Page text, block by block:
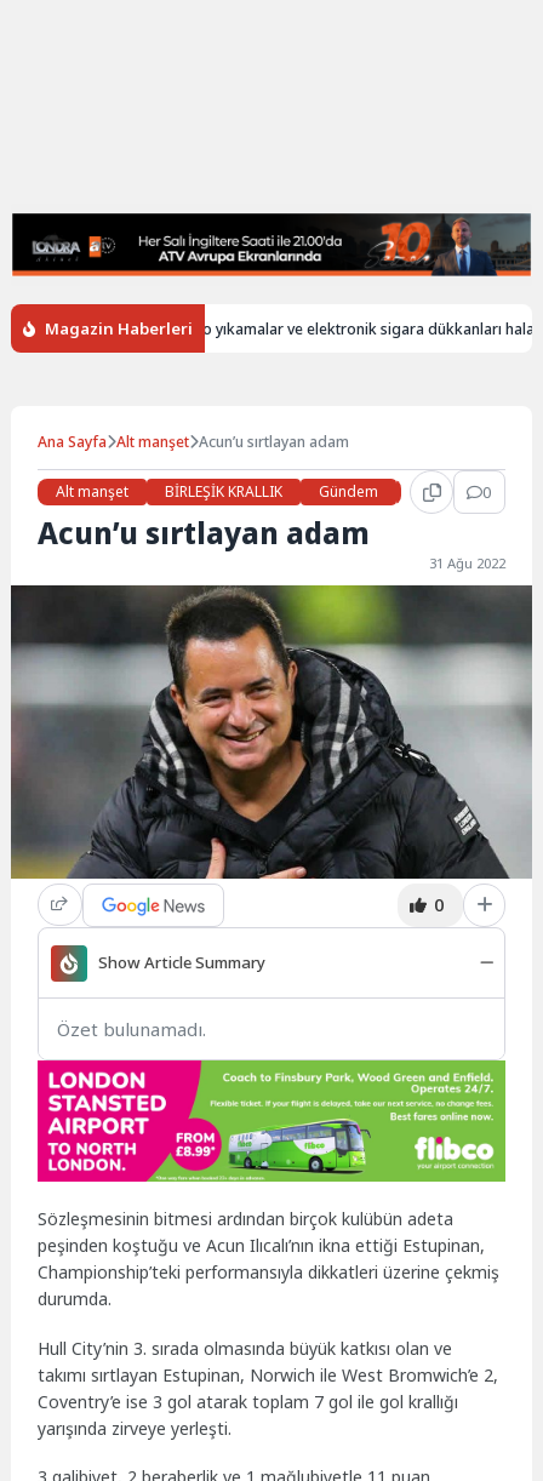
Magazin Haberleri
İngiltere’de oto yıkamalar ve elektronik sigara dükkanları hala
Ana Sayfa Alt manşet Acun’u sırtlayan adam
Alt manşet BİRLEŞİK KRALLIK Gündem Haberler 0
Acun’u sırtlayan adam
31 Ağu 2022
0
Show Article Summary
Özet bulunamadı.
Sözleşmesinin bitmesi ardından birçok kulübün adeta
peşinden koştuğu ve Acun Ilıcalı’nın ikna ettiği Estupinan,
Championship’teki performansıyla dikkatleri üzerine çekmiş
durumda.
Hull City’nin 3. sırada olmasında büyük katkısı olan ve
takımı sırtlayan Estupinan, Norwich ile West Bromwich’e 2,
Coventry’e ise 3 gol atarak toplam 7 gol ile gol krallığı
yarışında zirveye yerleşti.